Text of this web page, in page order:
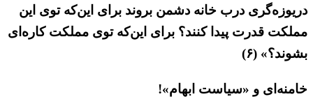
دریوزه‌گری درب خانه دشمن بروند برای این‌که توی این
مملکت قدرت پیدا کنند؟ برای این‌که توی مملکت کاره‌ای
بشوند؟» (۶)
خامنه‌ای و «سیاست ابهام»!